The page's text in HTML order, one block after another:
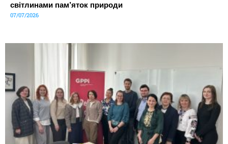
світлинами пам’яток природи
07/07/2026